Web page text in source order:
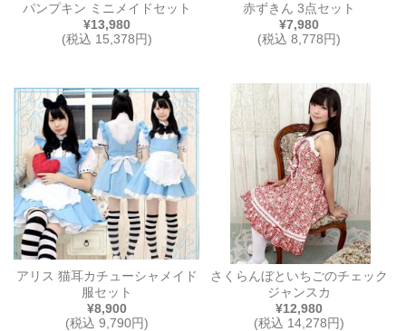
パンプキン ミニメイドセット
¥13,980
(税込 15,378円)
赤ずきん 3点セット
¥7,980
(税込 8,778円)
アリス 猫耳カチューシャメイド
服セット
¥8,900
(税込 9,790円)
さくらんぼといちごのチェック
ジャンスカ
¥12,980
(税込 14,278円)